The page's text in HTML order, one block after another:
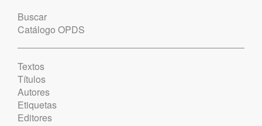
Buscar
Catálogo OPDS
Textos
Títulos
Autores
Etiquetas
Editores